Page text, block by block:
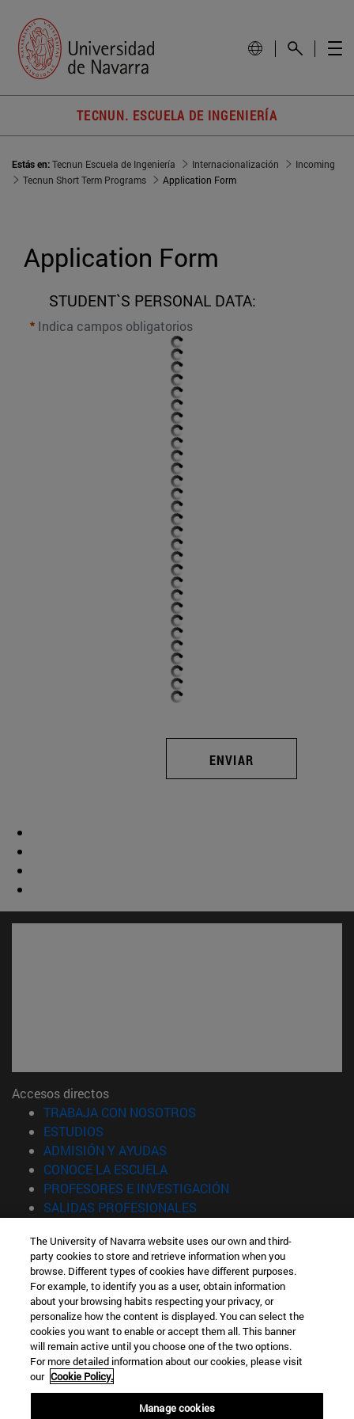
TECNUN. ESCUELA DE INGENIERÍA
Estás en:Tecnun Escuela de Ingeniería Internacionalización
Incoming
Tecnun Short Term Programs
Application Form
Application Form
STUDENT`S PERSONAL DATA:
Indica campos obligatorios
ENVIAR
Accesos directos
TRABAJA CON NOSOTROS
ESTUDIOS
ADMISIÓN Y AYUDAS
CONOCE LA ESCUELA(abre en nueva ventana)
PROFESORES E INVESTIGACIÓN
SALIDAS PROFESIONALES
Información
TFNO +34 943 21 98 77
¿QUÉ GRADO TE INTERESA?
¿QUÉ MÁSTER TE INTERESA?
© Universidad de Navarra
Información legal
Accesibilidad
Configuración de cookies
The University of Navarra website uses our own and third-
party cookies to store and retrieve information when you
browse. Different types of cookies have different purposes.
For example, to identify you as a user, obtain information
about your browsing habits respecting your privacy, or
personalize how the content is displayed. You can select the
cookies you want to enable or accept them all. This banner
will remain active until you choose one of the two options.
For more detailed information about our cookies, please visit
our Cookie Policy.
Manage cookies